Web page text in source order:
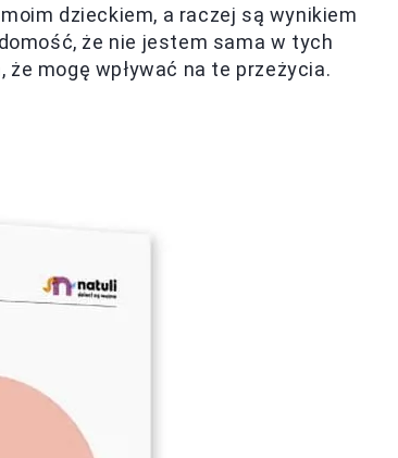
dzieckiem, a raczej są wynikiem
że nie jestem sama w tych
że mogę wpływać na te przeżycia.